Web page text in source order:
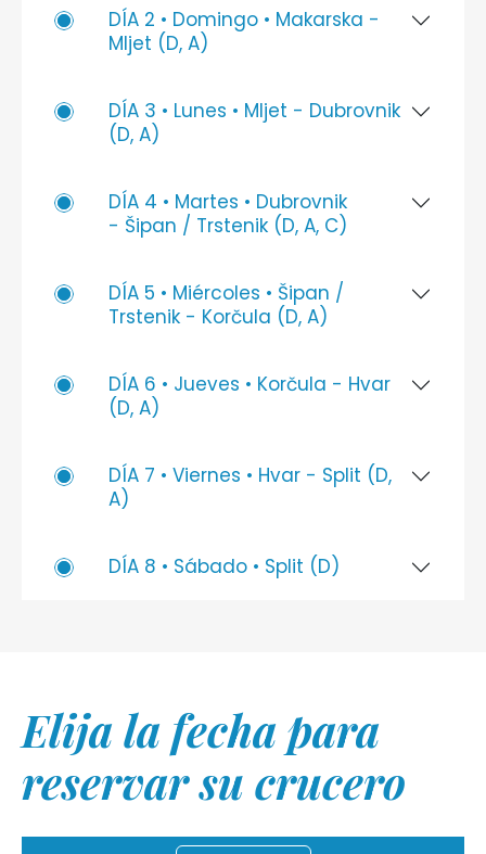
DÍA 2 • Domingo • Makarska -
Mljet (D, A)
DÍA 3 • Lunes • Mljet - Dubrovnik
(D, A)
DÍA 4 • Martes • Dubrovnik
- Šipan / Trstenik (D, A, C)
DÍA 5 • Miércoles • Šipan /
Trstenik - Korčula (D, A)
DÍA 6 • Jueves • Korčula - Hvar
(D, A)
DÍA 7 • Viernes • Hvar - Split (D,
A)
DÍA 8 • Sábado • Split (D)
Elija la fecha para
reservar su crucero